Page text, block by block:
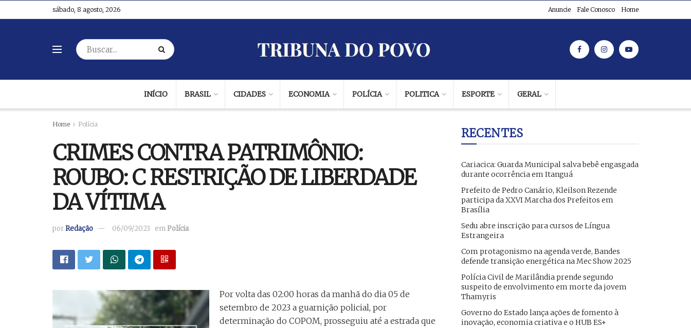
sábado, 8 agosto, 2026 Anuncie Fale Conosco Home
INÍCIO BRASIL CIDADES ECONOMIA POLÍCIA POLITICA ESPORTE GERAL
Home Polícia
CRIMES CONTRA PATRIMÔNIO:
ROUBO: C RESTRIÇÃO DE LIBERDADE
DA VÍTIMA
porRedação 06/09/2023 emPolícia
Por volta das 02:00 horas da manhã do dia 05 de
setembro de 2023 a guarnição policial, por
determinação do COPOM, prosseguiu até a estrada que
RECENTES
Cariacica: Guarda Municipal salva bebê engasgada
durante ocorrência em Itanguá
Prefeito de Pedro Canário, Kleilson Rezende
participa da XXVI Marcha dos Prefeitos em
Brasília
Sedu abre inscrição para cursos de Língua
Estrangeira
Com protagonismo na agenda verde, Bandes
defende transição energética na Mec Show 2025
Polícia Civil de Marilândia prende segundo
suspeito de envolvimento em morte da jovem
Thamyris
Governo do Estado lança ações de fomento à
inovação, economia criativa e o HUB ES+